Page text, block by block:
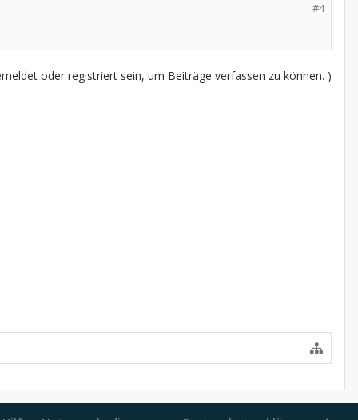
#4
oder registriert sein, um Beiträge verfassen zu können. )